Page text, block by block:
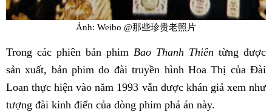
Ảnh: Weibo @那些珍贵老照片
Trong các phiên bản phim Bao Thanh Thiên từng được
sản xuất, bản phim do đài truyền hình Hoa Thị của Đài
Loan thực hiện vào năm 1993 vẫn được khán giả xem như
tượng đài kinh điển của dòng phim phá án này.